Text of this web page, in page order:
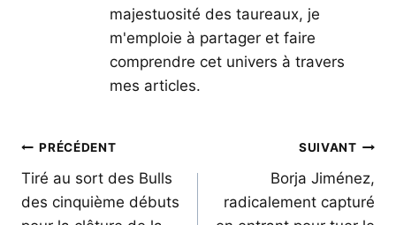
majestuosité des taureaux, je
m'emploie à partager et faire
comprendre cet univers à travers
mes articles.
Navigation
de
l’article
PRÉCÉDENT
Tiré au sort des Bulls
des cinquième débuts
SUIVANT
Borja Jiménez,
radicalement capturé